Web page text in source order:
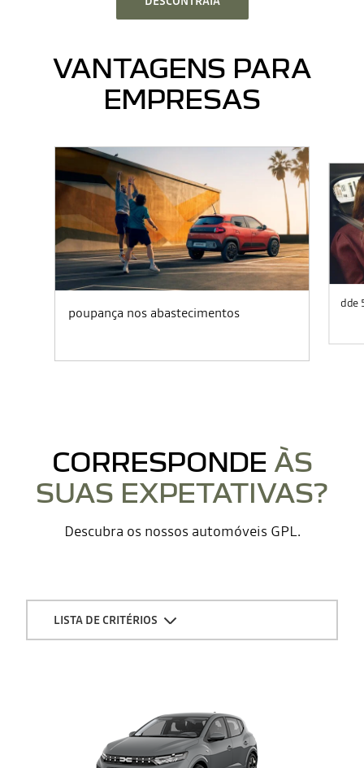
VANTAGENS PARA
EMPRESAS
poupança nos abastecimentos dde
CORRESPONDE ÀS
SUAS EXPETATIVAS?
Descubra os nossos automóveis GPL.
LISTA DE CRITÉRIOS